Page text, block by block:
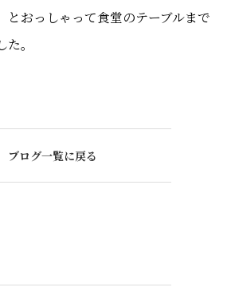
とおっしゃって食堂のテーブルまで
。
ブログ一覧に戻る